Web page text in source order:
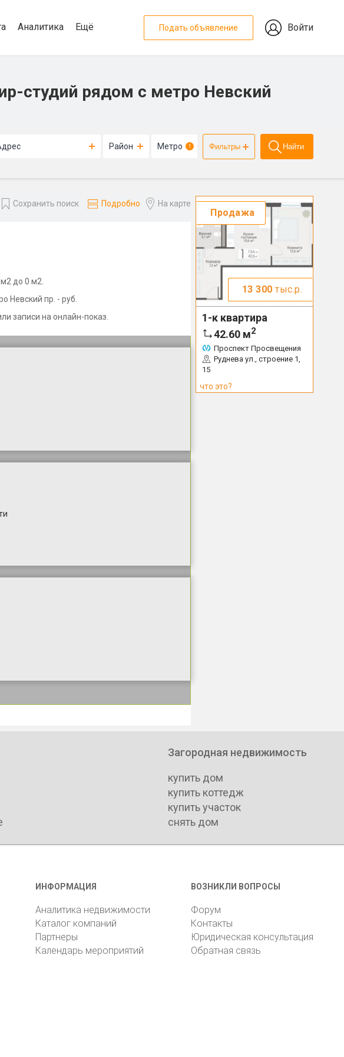
Аналитика Ещё Подать объявление Войти
студий рядом с метро Невский
Район Метро 1 Фильтры Найти
Сохранить поиск Подробно На карте
до 0 м2.
Невский пр. - руб.
записи на онлайн-показ.
Продажа
13 300 тыс.р.
1-к квартира
42.60 м2
Проспект Просвещения
Руднева ул., строение 1,
15
что это?
Загородная недвижимость
купить дом
купить коттедж
купить участок
снять дом
ИНФОРМАЦИЯ
Аналитика недвижимости
Каталог компаний
Партнеры
Календарь мероприятий
ВОЗНИКЛИ ВОПРОСЫ
Форум
Контакты
Юридическая консультация
Обратная связь